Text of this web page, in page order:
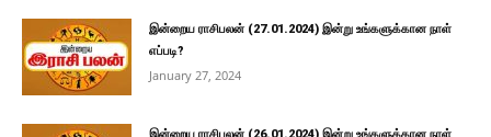
இன்றைய ராசிபலன் (27.01.2024) இன்று உங்களுக்கான நாள்
எப்படி?
January 27, 2024
இன்றைய ராசிபலன் (26.01.2024) இன்று உங்களுக்கான நாள்